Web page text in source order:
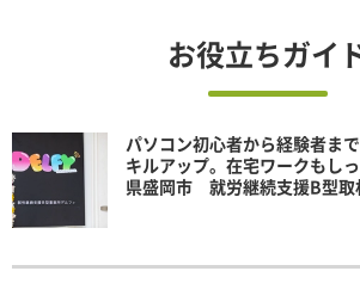
お役立ちガイ
パソコン初心者から経験者ま
キルアップ。在宅ワークもし
県盛岡市 就労継続支援B型取